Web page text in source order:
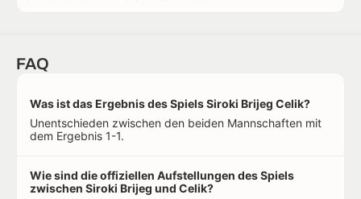
FAQ
Was ist das Ergebnis des Spiels Siroki Brijeg Celik?
Unentschieden zwischen den beiden Mannschaften mit
dem Ergebnis 1-1.
Wie sind die offiziellen Aufstellungen des Spiels
zwischen Siroki Brijeg und Celik?